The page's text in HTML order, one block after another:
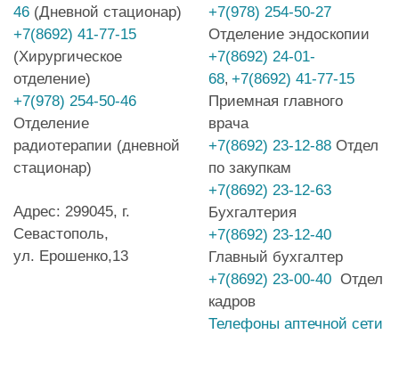
46 (Дневной стационар)
+7(8692) 41-77-15
(Хирургическое
отделение)
+7(978) 254-50-46
Отделение
радиотерапии (дневной
стационар)
Адрес: 299045, г.
Севастополь,
ул. Ерошенко,13
+7(978) 254-50-27
Отделение эндоскопии
+7(8692) 24-01-
68, +7(8692) 41-77-15
Приемная главного
врача
+7(8692) 23-12-88 Отдел
по закупкам
+7(8692) 23-12-63
Бухгалтерия
+7(8692) 23-12-40
Главный бухгалтер
+7(8692) 23-00-40 Отдел
кадров
Телефоны аптечной сети